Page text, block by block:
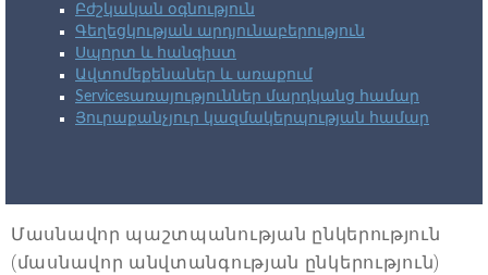
Բժշկական օգնություն
Գեղեցկության արդյունաբերություն
Սպորտ և հանգիստ
Ավտոմեքենաներ և առաքում
Servicesառայություններ մարդկանց համար
Յուրաքանչյուր կազմակերպության համար
Մասնավոր պաշտպանության ընկերություն
(մասնավոր անվտանգության ընկերություն)